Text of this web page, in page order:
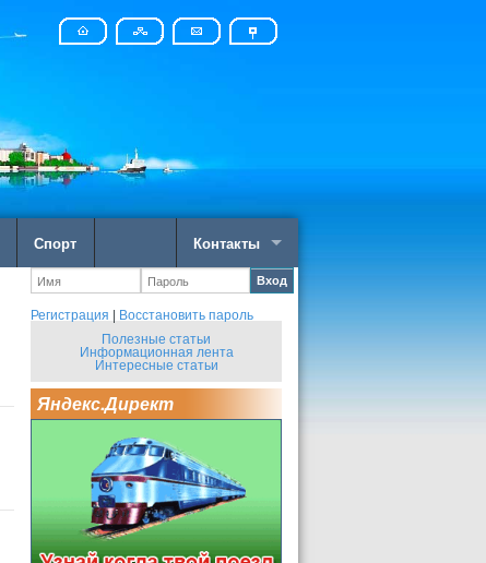
Спорт Контакты
Вход
Регистрация | Восстановить пароль
Полезные статьи
Информационная лента
Интересные статьи
Яндекс.Директ